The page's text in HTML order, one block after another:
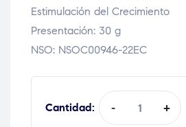
Estimulación del Crecimiento
Presentación: 30 g
NSO: NSOC00946-22EC
Quantity: - +